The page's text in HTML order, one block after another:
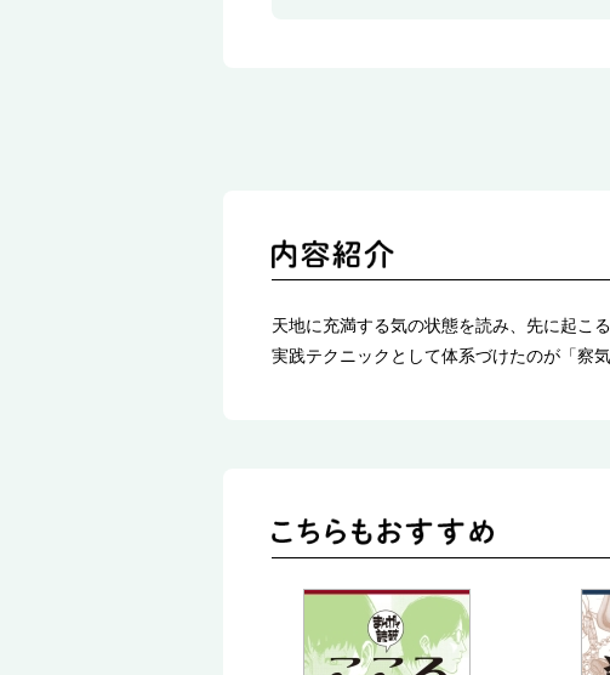
天地に充満する気の状態を読み、先に起こ
実践テクニックとして体系づけたのが「察